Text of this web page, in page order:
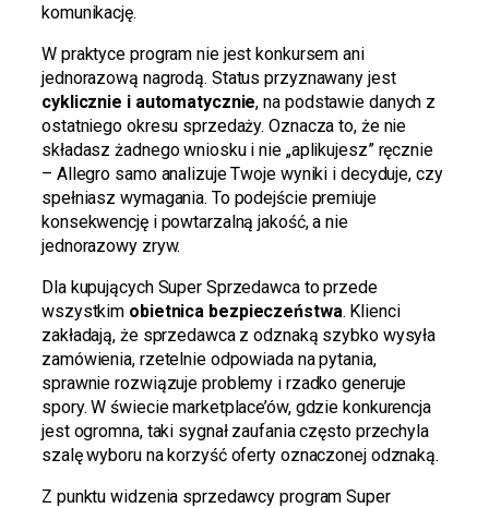
komunikację.
W praktyce program nie jest konkursem ani
jednorazową nagrodą. Status przyznawany jest
cyklicznie i automatycznie, na podstawie danych z
ostatniego okresu sprzedaży. Oznacza to, że nie
składasz żadnego wniosku i nie „aplikujesz” ręcznie
– Allegro samo analizuje Twoje wyniki i decyduje, czy
spełniasz wymagania. To podejście premiuje
konsekwencję i powtarzalną jakość, a nie
jednorazowy zryw.
Dla kupujących Super Sprzedawca to przede
wszystkim obietnica bezpieczeństwa. Klienci
zakładają, że sprzedawca z odznaką szybko wysyła
zamówienia, rzetelnie odpowiada na pytania,
sprawnie rozwiązuje problemy i rzadko generuje
spory. W świecie marketplace’ów, gdzie konkurencja
jest ogromna, taki sygnał zaufania często przechyla
szalę wyboru na korzyść oferty oznaczonej odznaką.
Z punktu widzenia sprzedawcy program Super